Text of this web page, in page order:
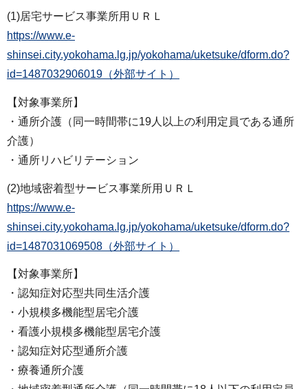
(1)居宅サービス事業所用ＵＲＬ
https://www.e-
shinsei.city.yokohama.lg.jp/yokohama/uketsuke/dform.do?
id=1487032906019（外部サイト）
【対象事業所】
・通所介護（同一時間帯に19人以上の利用定員である通所
介護）
・通所リハビリテーション
(2)地域密着型サービス事業所用ＵＲＬ
https://www.e-
shinsei.city.yokohama.lg.jp/yokohama/uketsuke/dform.do?
id=1487031069508（外部サイト）
【対象事業所】
・認知症対応型共同生活介護
・小規模多機能型居宅介護
・看護小規模多機能型居宅介護
・認知症対応型通所介護
・療養通所介護